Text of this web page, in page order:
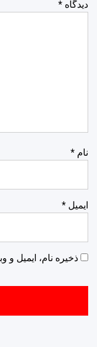
دیدگاه *
نام *
ایمیل *
ذخیره نام، ایمیل